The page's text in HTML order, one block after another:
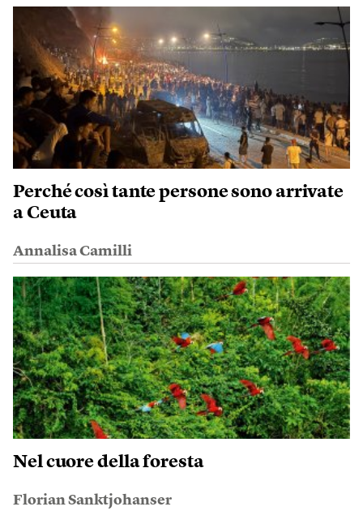
Perché così tante persone sono arrivate
a Ceuta
Annalisa Camilli
Nel cuore della foresta
Florian Sanktjohanser